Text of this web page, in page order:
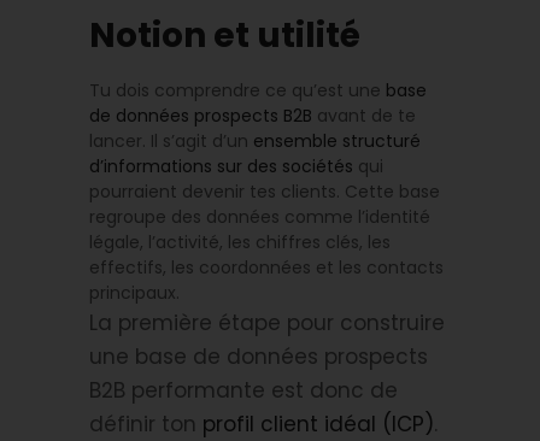
Notion et utilité
Tu dois comprendre ce qu’est une base
de données prospects B2B avant de te
lancer. Il s’agit d’un ensemble structuré
d’informations sur des sociétés qui
pourraient devenir tes clients. Cette base
regroupe des données comme l’identité
légale, l’activité, les chiffres clés, les
effectifs, les coordonnées et les contacts
principaux.
La première étape pour construire
une base de données prospects
B2B performante est donc de
définir ton profil client idéal (ICP).